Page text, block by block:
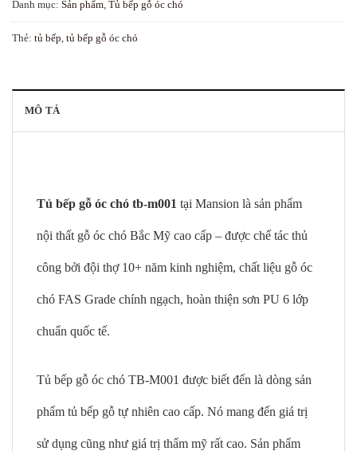
Danh mục: Sản phẩm, Tủ bếp gỗ óc chó
Thẻ: tủ bếp, tủ bếp gỗ óc chó
MÔ TẢ
Tủ bếp gỗ óc chó tb-m001 tại Mansion là sản phẩm
nội thất gỗ óc chó Bắc Mỹ cao cấp – được chế tác thủ
công bởi đội thợ 10+ năm kinh nghiệm, chất liệu gỗ óc
chó FAS Grade chính ngạch, hoàn thiện sơn PU 6 lớp
chuẩn quốc tế.
Tủ bếp gỗ óc chó TB-M001 được biết đến là dòng sản
phẩm tủ bếp gỗ tự nhiên cao cấp. Nó mang đến giá trị
sử dụng cũng như giá trị thẩm mỹ rất cao. Sản phẩm